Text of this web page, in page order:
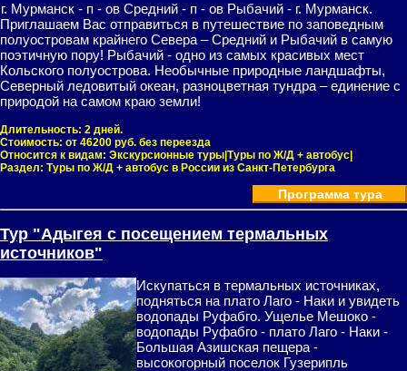
г. Мурманск - п - ов Средний - п - ов Рыбачий - г. Мурманск.
Приглашаем Вас отправиться в путешествие по заповедным
полуостровам крайнего Севера – Средний и Рыбачий в самую
поэтичную пору! Рыбачий - одно из самых красивых мест
Кольского полуострова. Необычные природные ландшафты,
Северный ледовитый океан, разноцветная тундра – единение с
природой на самом краю земли!
Длительность: 2 дней.
Стоимость: от 46200 руб. без переезда
Относится к видам: Экскурсионные туры|Туры по Ж/Д + автобус|
Раздел: Туры по Ж/Д + автобус в России из Санкт-Петербурга
Программа тура
Тур "Адыгея с посещением термальных
источников"
Искупаться в термальных источниках,
подняться на плато Лаго - Наки и увидеть
водопады Руфабго. Ущелье Мешоко -
водопады Руфабго - плато Лаго - Наки -
Большая Азишская пещера -
высокогорный поселок Гузерипль